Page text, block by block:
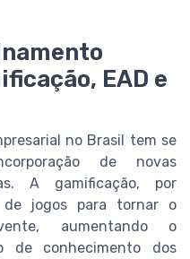
EAD e
no Brasil tem se
de novas
A gamificação, por
de jogos para tornar o
aumentando o
de conhecimento dos